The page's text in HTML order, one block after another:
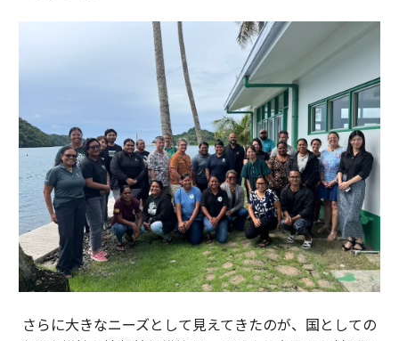
さらに大きなニーズとして見えてきたのが、国としての